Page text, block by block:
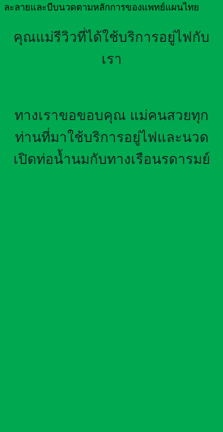
ละลายและบีบนวดตามหลักการของแพทย์แผนไทย
คุณแม่รีวิวที่ได้ใช้บริการอยู่ไฟกับ
เรา
ทางเราขอขอบคุณ แม่คนสวยทุก
ท่านที่มาใช้บริการอยู่ไฟและนวด
เปิดท่อน้ำนมกับทางเรือนรดารมย์